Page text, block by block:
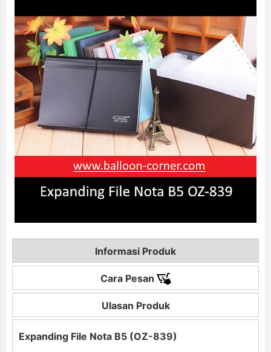
Informasi Produk
Expanding File Nota B5 (OZ-839)
Cara Pesan
Ulasan Produk